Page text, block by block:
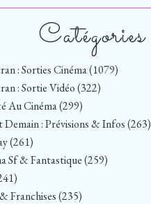
Catégories
: Sorties Cinéma(1079)
: Sortie Vidéo(322)
Au Cinéma(299)
Demain : Prévisions & Infos(263)
(261)
Sf & Fantastique(259)
Franchises(235)